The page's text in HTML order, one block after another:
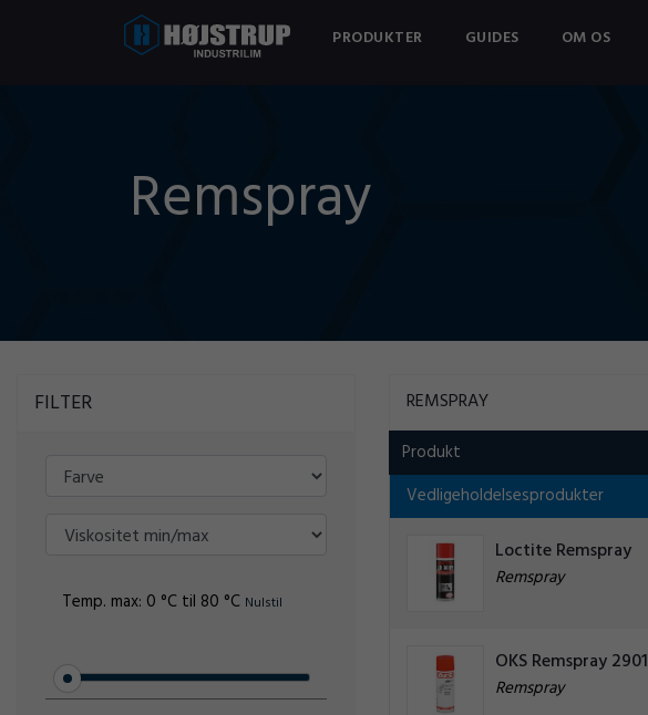
PRODUKTER GUIDES OM OS
Remspray
FILTER
Temp. max: 0 °C til 80 °C Nulstil
REMSPRAY
Produkt
Vedligeholdelsesprodukter
Loctite Remspray
Remspray
OKS Remspray 2901
Remspray